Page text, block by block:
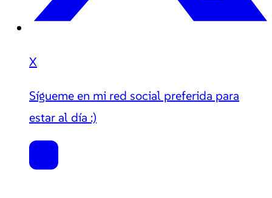
X
Sígueme en mi red social preferida para
estar al día :)